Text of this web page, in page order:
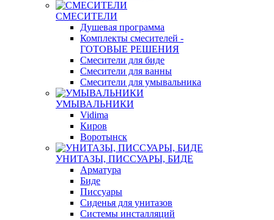
СМЕСИТЕЛИ
Душевая программа
Комплекты смесителей -
ГОТОВЫЕ РЕШЕНИЯ
Смесители для биде
Смесители для ванны
Смесители для умывальника
УМЫВАЛЬНИКИ
Vidima
Киров
Воротынск
УНИТАЗЫ, ПИССУАРЫ, БИДЕ
Арматура
Биде
Писсуары
Сиденья для унитазов
Системы инсталляций